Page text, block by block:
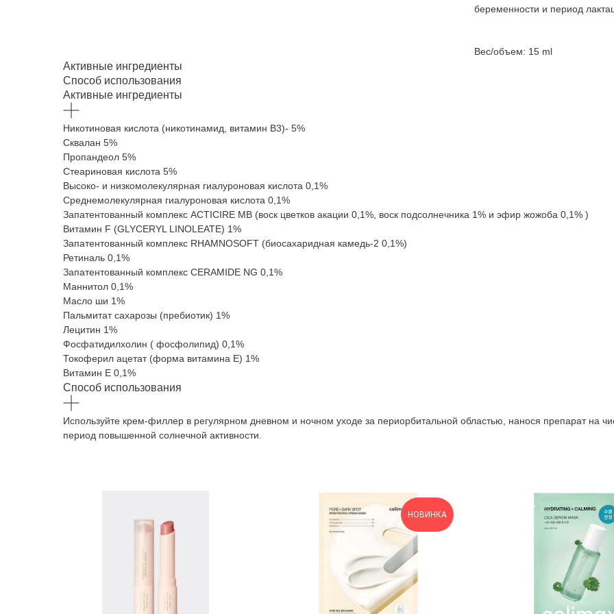
беременности и период
Вес/объем: 15 ml
Активные ингредиенты
Способ использования
Активные ингредиенты
Никотиновая кислота (никотинамид, витамин В3)- 5%
Сквалан 5%
Пропандеол 5%
Стеариновая кислота 5%
Высоко- и низкомолекулярная гиалуроновая кислота 0,1%
Среднемолекулярная гиалуроновая кислота 0,1%
Запатентованный комплекс ACTICIRE MB (воск цветков акации 0,1%, воск подсолнечника 1% и эфир жожоба 0,1% )
Витамин F (GLYCERYL LINOLEATE) 1%
Запатентованный комплекс RHAMNOSOFT (биосахаридная камедь-2 0,1%)
Ретиналь 0,1%
Запатентованный комплекс CERAMIDE NG 0,1%
Маннитол 0,1%
Масло ши 1%
Пальмитат сахарозы (пребиотик) 1%
Лецитин 1%
Фосфатидилхолин ( фосфолипид) 0,1%
Токоферил ацетат (форма витамина Е) 1%
Витамин Е 0,1%
Способ использования
Используйте крем-филлер в регулярном дневном и ночном уходе за периорбитальной областью, нанося препарат на
период повышенной солнечной активности.
НОВИНКА